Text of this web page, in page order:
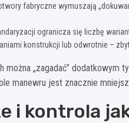
fabryczne wymuszają
ogranicza się liczbę
konstrukcji lub odwrotnie –
można „zagadać” dodatkowym
manewru jest znacznie
i kontrola